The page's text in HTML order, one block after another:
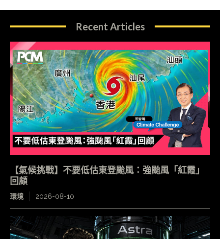
Recent Articles
【氣候挑戰】不要低估東登颱風：強颱風「紅霞」
回顧
環境 2026-08-10